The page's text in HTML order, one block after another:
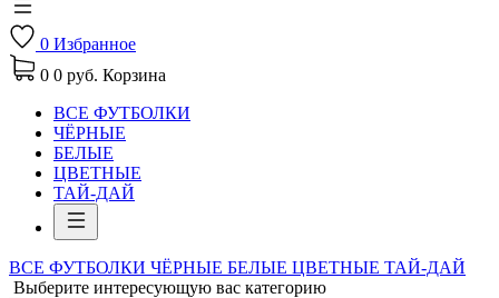
0 Избранное
0 0 руб. Корзина
ВСЕ ФУТБОЛКИ
ЧЁРНЫЕ
БЕЛЫЕ
ЦВЕТНЫЕ
ТАЙ-ДАЙ
ВСЕ ФУТБОЛКИ ЧЁРНЫЕ БЕЛЫЕ ЦВЕТНЫЕ ТАЙ-ДАЙ
Выберите интересующую вас категорию